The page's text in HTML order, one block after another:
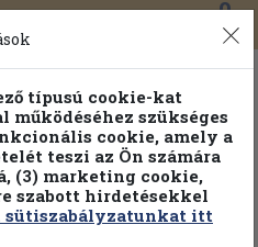
0
kiadványunk közül
típusú cookie-kat
működéséhez szükséges
cookie, amely a
teszi az Ön számára
(3) marketing cookie,
szabott hirdetésekkel
sütiszabályzatunkat itt